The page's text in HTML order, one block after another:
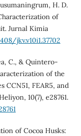
H. D.
of
Jurnal Kimia
jkv.v10i1.37702
C., & Quintero-
of the
CCN51, FEAR5, and
10(7), e28761.
of Cocoa Husks: